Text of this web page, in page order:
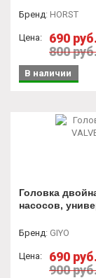
Бренд: HORST
Цена:
690 руб.
800
В наличии
Головка
насосов,
Бренд: GIYO
Цена:
690 руб.
900